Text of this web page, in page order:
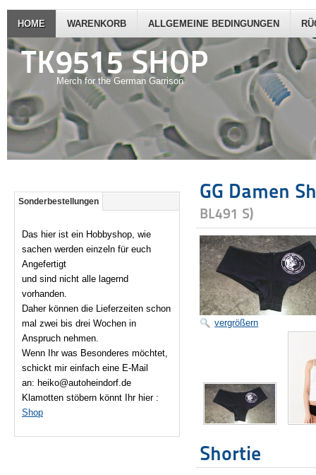
TK9515 SHOP
Merch for the German Garrison
HOME WARENKORB ALLGEMEINE BEDINGUNGEN
Sonderbestellungen
Das hier ist ein Hobbyshop, wie
sachen werden einzeln für euch
Angefertigt
und sind nicht alle lagernd
vorhanden.
Daher können die Lieferzeiten schon
mal zwei bis drei Wochen in
Anspruch nehmen.
Wenn Ihr was Besonderes möchtet,
schickt mir einfach eine E-Mail
an: heiko@autoheindorf.de
Klamotten stöbern könnt Ihr hier :
Shop
GG Damen
BL491 S)
vergrößern
Shortie